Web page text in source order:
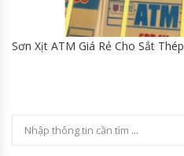
Sơn Xịt ATM Giá Rẻ Cho Sắt Thép